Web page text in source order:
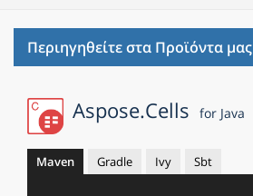
Περιηγηθείτε στα Προϊόντα μας
Aspose.Cells for Java
Maven Gradle Ivy Sbt